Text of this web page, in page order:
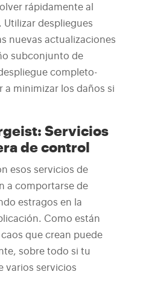
rápidamente al
despliegues
nuevas actualizaciones
subconjunto de
completo-
a minimizar los daños si
Servicios
de control
esos servicios de
a comportarse de
estragos en la
Como están
que crean puede
sobre todo si tu
varios servicios